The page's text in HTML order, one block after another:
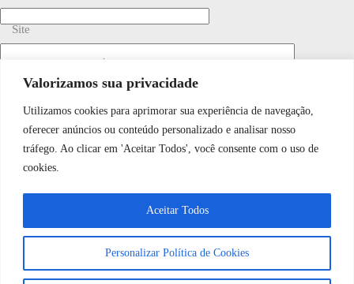
Valorizamos sua privacidade
Utilizamos cookies para aprimorar sua experiência de navegação,
oferecer anúncios ou conteúdo personalizado e analisar nosso
tráfego. Ao clicar em 'Aceitar Todos', você consente com o uso de
cookies.
Personalizar Política de Cookies
Aceitar Todos
Site
Adicionar comentário
Salvar meu nome, e-mail e site neste navegador para a
próxima vez que eu comentar.
Publicar comentário
WhatsApp JF Tech
Vamos conversar e descobrir como
podemos ajudá-lo hoje?
Abrir bate-papo